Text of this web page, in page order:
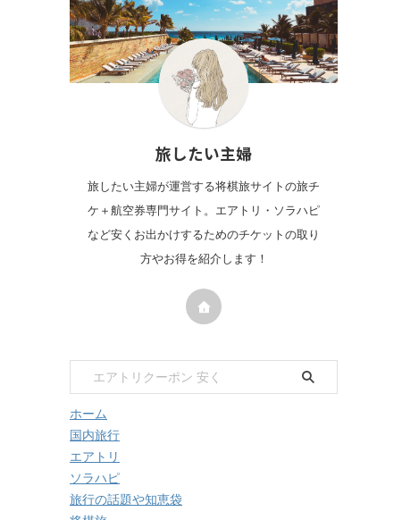
旅したい主婦
旅したい主婦が運営する将棋旅サイトの旅チ
ケ＋航空券専門サイト。エアトリ・ソラハピ
など安くお出かけするためのチケットの取り
方やお得を紹介します！
ホーム
国内旅行
エアトリ
ソラハピ
旅行の話題や知恵袋